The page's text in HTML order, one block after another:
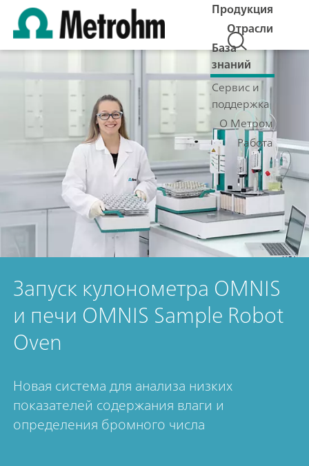
Продукция
Отрасли
База
знаний
Сервис и
поддержка
О Метром
Работа
Запуск кулонометра OMNIS
и печи OMNIS Sample Robot
Oven
Новая система для анализа низких
показателей содержания влаги и
определения бромного числа